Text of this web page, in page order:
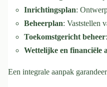
Inrichtingsplan:
Beheerplan: Vaststellen
Toekomstgericht beheer
Wettelijke en financiële
Een integrale aanpak